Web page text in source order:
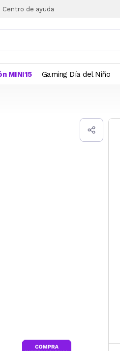
Centro de ayuda
MINI15 Gaming Día del Niño